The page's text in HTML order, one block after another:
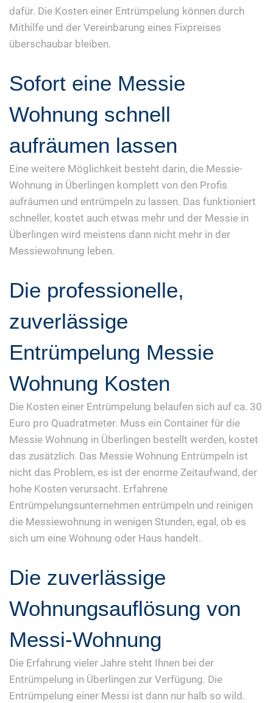
dafür. Die Kosten einer Entrümpelung können durch
Mithilfe und der Vereinbarung eines Fixpreises
überschaubar bleiben.
Sofort eine Messie
Wohnung schnell
aufräumen lassen
Eine weitere Möglichkeit besteht darin, die Messie-
Wohnung in Überlingen komplett von den Profis
aufräumen und entrümpeln zu lassen. Das funktioniert
schneller, kostet auch etwas mehr und der Messie in
Überlingen wird meistens dann nicht mehr in der
Messiewohnung leben.
Die professionelle,
zuverlässige
Entrümpelung Messie
Wohnung Kosten
Die Kosten einer Entrümpelung belaufen sich auf ca. 30
Euro pro Quadratmeter. Muss ein Container für die
Messie Wohnung in Überlingen bestellt werden, kostet
das zusätzlich. Das Messie Wohnung Entrümpeln ist
nicht das Problem, es ist der enorme Zeitaufwand, der
hohe Kosten verursacht. Erfahrene
Entrümpelungsunternehmen entrümpeln und reinigen
die Messiewohnung in wenigen Stunden, egal, ob es
sich um eine Wohnung oder Haus handelt.
Die zuverlässige
Wohnungsauflösung von
Messi-Wohnung
Die Erfahrung vieler Jahre steht Ihnen bei der
Entrümpelung in Überlingen zur Verfügung. Die
Entrümpelung einer Messi ist dann nur halb so wild.